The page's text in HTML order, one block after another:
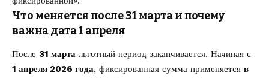
Что меняется после 31 марта и почему
важна дата 1 апреля
После 31 марта льготный период заканчивается. Начиная с
1 апреля 2026 года, фиксированная сумма применяется в